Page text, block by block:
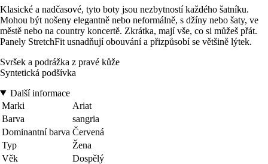
Klasické a nadčasové, tyto boty jsou nezbytností každého šatníku.
Mohou být nošeny elegantně nebo neformálně, s džíny nebo šaty, ve
městě nebo na country koncertě. Zkrátka, mají vše, co si můžeš přát.
Panely StretchFit usnadňují obouvání a přizpůsobí se většině lýtek.
Svršek a podrážka z pravé kůže
Syntetická podšívka
Další informace
Marki
Ariat
Barva
sangria
Dominantní barva Červená
Typ
Žena
Věk
Dospělý